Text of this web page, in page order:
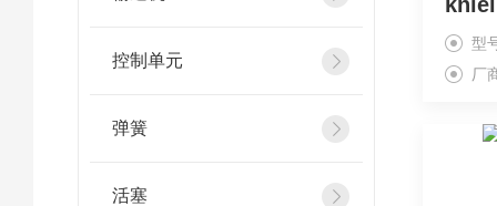
控制单元
弹簧
活塞
型
厂